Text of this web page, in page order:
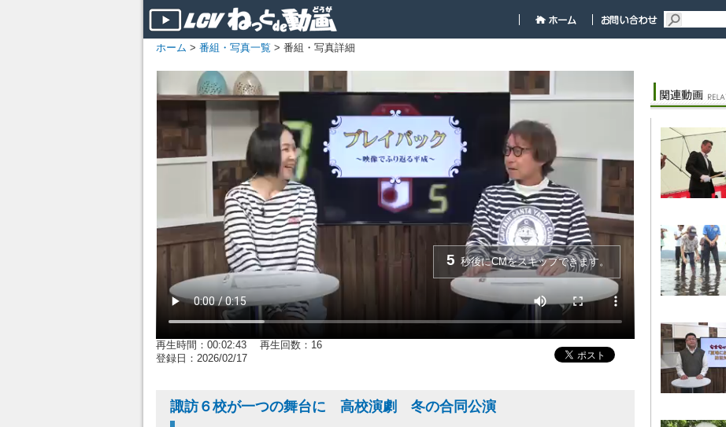
ホーム > 番組・写真一覧 > 番組・写真詳細
5 秒後にCMをスキップできます。
再生時間：00:02:43 再生回数：16
登録日：2026/02/17
諏訪６校が一つの舞台に 高校演劇 冬の合同公演